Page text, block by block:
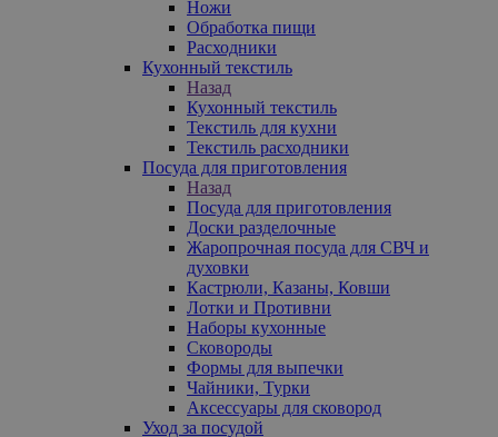
Ножи
Обработка пищи
Расходники
Кухонный текстиль
Назад
Кухонный текстиль
Текстиль для кухни
Текстиль расходники
Посуда для приготовления
Назад
Посуда для приготовления
Доски разделочные
Жаропрочная посуда для СВЧ и
духовки
Кастрюли, Казаны, Ковши
Лотки и Противни
Наборы кухонные
Сковороды
Формы для выпечки
Чайники, Турки
Аксессуары для сковород
Уход за посудой